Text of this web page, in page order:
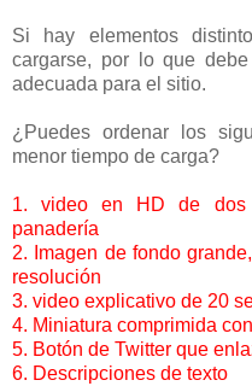
Si hay elementos
cargarse, por lo que
adecuada para el sitio.
¿Puedes ordenar los
menor tiempo de carga?
1. video en HD de dos
panadería
2. Imagen de fondo
resolución
3. video explicativo de 20
4. Miniatura comprimida
5. Botón de Twitter que
6. Descripciones de texto